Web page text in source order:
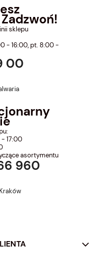
sklepu
- 16:00, pt. 8:00 -
00
- 17:00
asortymentu
960